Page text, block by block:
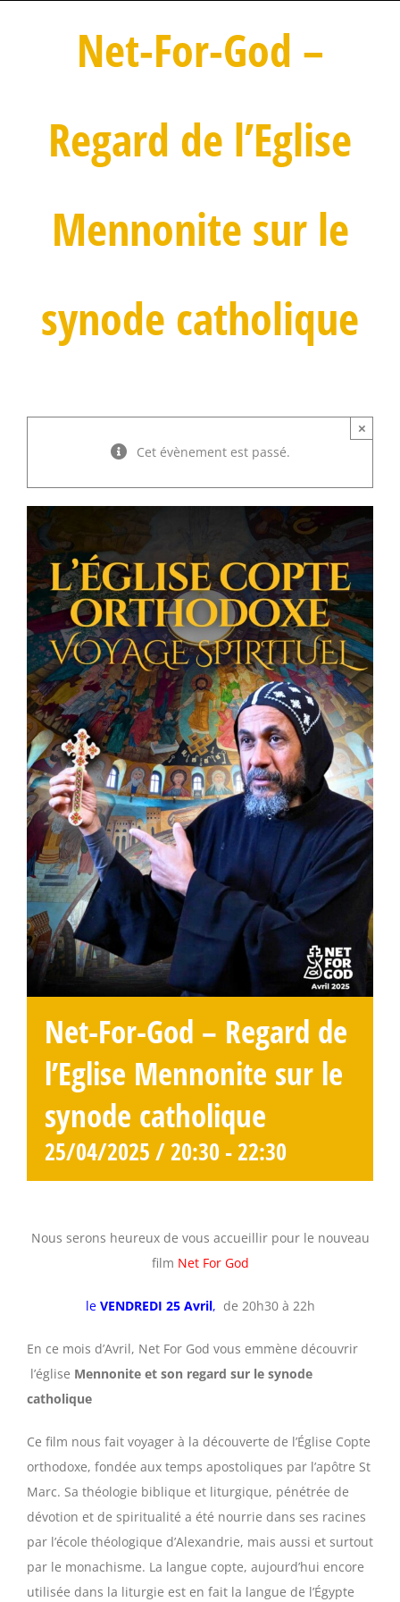
Net-For-God –
Regard de l’Eglise
Mennonite sur le
synode catholique
Cet évènement est passé.
×
Net-For-God – Regard de
l’Eglise Mennonite sur le
synode catholique
25/04/2025 / 20:30 -22:30
Nous serons heureux de vous accueillir pour le nouveau
film Net For God
le VENDREDI 25 Avril, de 20h30 à 22h
En ce mois d’Avril, Net For God vous emmène découvrir
l’église Mennonite et son regard sur le synode
catholique
Ce film nous fait voyager à la découverte de l’Église Copte
orthodoxe, fondée aux temps apostoliques par l’apôtre St
Marc. Sa théologie biblique et liturgique, pénétrée de
dévotion et de spiritualité a été nourrie dans ses racines
par l’école théologique d’Alexandrie, mais aussi et surtout
par le monachisme. La langue copte, aujourd’hui encore
utilisée dans la liturgie est en fait la langue de l’Égypte